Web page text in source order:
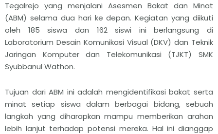
Tegalrejo yang menjalani Asesmen Bakat dan Minat
(ABM) selama dua hari ke depan. Kegiatan yang diikuti
oleh 185 siswa dan 162 siswi ini berlangsung di
Laboratorium Desain Komunikasi Visual (DKV) dan Teknik
Jaringan Komputer dan Telekomunikasi (TJKT) SMK
Syubbanul Wathon.
Tujuan dari ABM ini adalah mengidentifikasi bakat serta
minat setiap siswa dalam berbagai bidang, sebuah
langkah yang diharapkan mampu memberikan arahan
lebih lanjut terhadap potensi mereka. Hal ini dianggap